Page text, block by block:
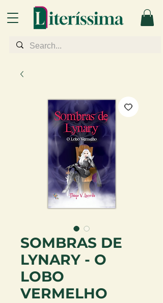
SOMBRAS DE
LYNARY - O
LOBO
VERMELHO